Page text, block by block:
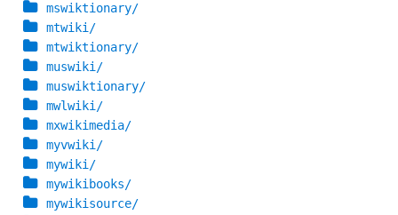
mswiktionary/
mtwiki/
mtwiktionary/
muswiki/
muswiktionary/
mwlwiki/
mxwikimedia/
myvwiki/
mywiki/
mywikibooks/
mywikisource/